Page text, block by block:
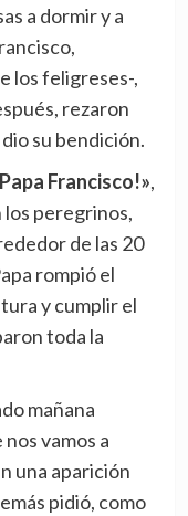
a dormir y a
los feligreses-,
rezaron
su bendición.
Francisco!»,
los peregrinos,
de las 20
rompió el
y cumplir el
toda la
mañana
vamos a
una aparición
pidió, como